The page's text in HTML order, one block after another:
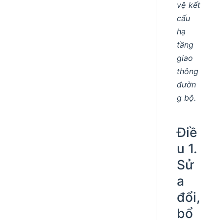
vệ kết
cấu
hạ
tầng
giao
thông
đườn
g bộ.
Điề
u 1.
Sử
a
đổi,
bổ